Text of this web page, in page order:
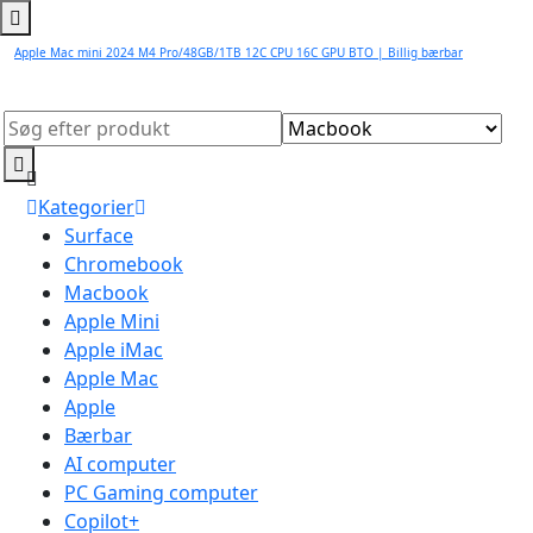
Apple Mac mini 2024 M4 Pro/48GB/1TB 12C CPU 16C GPU BTO | Billig bærbar
Kategorier
Surface
Chromebook
Macbook
Apple Mini
Apple iMac
Apple Mac
Apple
Bærbar
AI computer
PC Gaming computer
Copilot+